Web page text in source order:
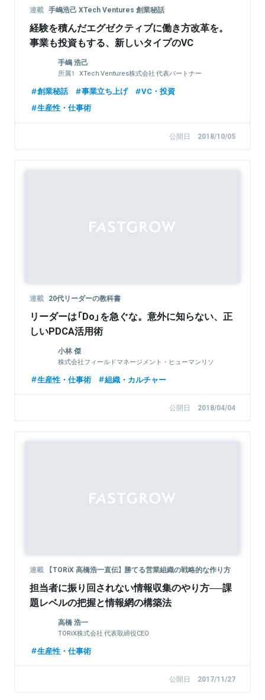
連載 手嶋浩己 XTech Ventures 創業秘話
経験を積んだエグゼクティブに働き方改革を。
事業も投資もする、新しいタイプのVC
手嶋 浩己
XTech Ventures株式会社 代表パートナー
創業秘話 事業立ち上げ
VC・投資
生産性・仕事術
公開日 2018/10/05
連載 20代リーダーの教科書
リーダーは「Do」を急ぐな。意外に知らない、正
しいPDCA活用術
小林 傑
株式会社フィールドマネージメント・ヒューマンリソ
生産性・仕事術 組織・カルチャー
公開日 2018/04/04
連載 【TORiX 高橋浩一直伝】 勝てる営業組織の戦略的な作り方
担当者に振り回されない情報収集のやり方──課
題レベルの把握と情報網の構築法
高橋 浩一
TORiX株式会社 代表取締役CEO
生産性・仕事術
公開日 2017/11/27